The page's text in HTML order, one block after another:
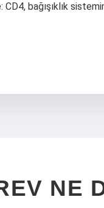
bağışıklık
NE